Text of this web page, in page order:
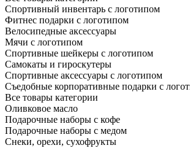
Спортивный инвентарь с логотипом
Фитнес подарки с логотипом
Велосипедные аксессуары
Мячи с логотипом
Спортивные шейкеры с логотипом
Самокаты и гироскутеры
Спортивные аксессуары с логотипом
Съедобные корпоративные подарки с
Все товары категории
Оливковое масло
Подарочные наборы с кофе
Подарочные наборы с медом
Снеки, орехи, сухофрукты